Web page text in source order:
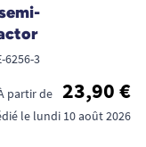
6256-3
partir de 23,90 €
le lundi 10 août 2026